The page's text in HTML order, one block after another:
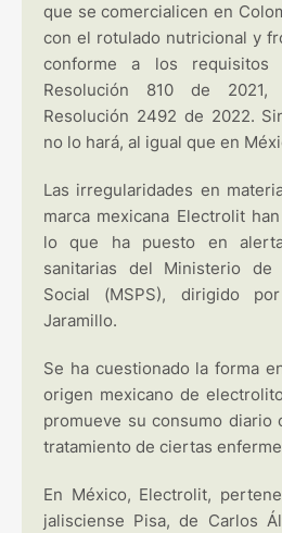
que se comercialicen en
con el rotulado nutricional y
conforme a los requisitos
Resolución 810 de
Resolución 2492 de 2022.
no lo hará, al igual que en
Las irregularidades en
marca mexicana Electrolit
lo que ha puesto en
sanitarias del Ministerio de
Social (MSPS), dirigido
Jaramillo.
Se ha cuestionado la forma
origen mexicano de
promueve su consumo diario
tratamiento de ciertas
En México, Electrolit,
jalisciense Pisa, de Carlos